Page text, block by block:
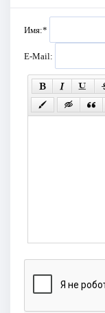
Имя:*
E-Mail: